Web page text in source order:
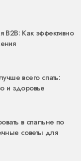
B2B: Как эффективно
всего спать:
и здоровье
в спальне по
советы для